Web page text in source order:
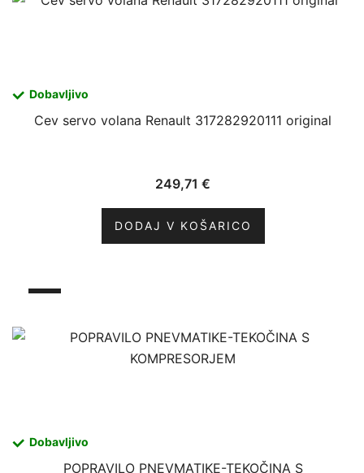
Dobavljivo
Cev servo volana Renault 317282920111 original
249,71 €
DODAJ V KOŠARICO
Dobavljivo
POPRAVILO PNEVMATIKE-TEKOČINA S